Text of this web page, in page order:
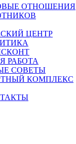
ОТНОШЕНИЯ
ЦЕНТР
РАБОТА
СОВЕТЫ
КОМПЛЕКС